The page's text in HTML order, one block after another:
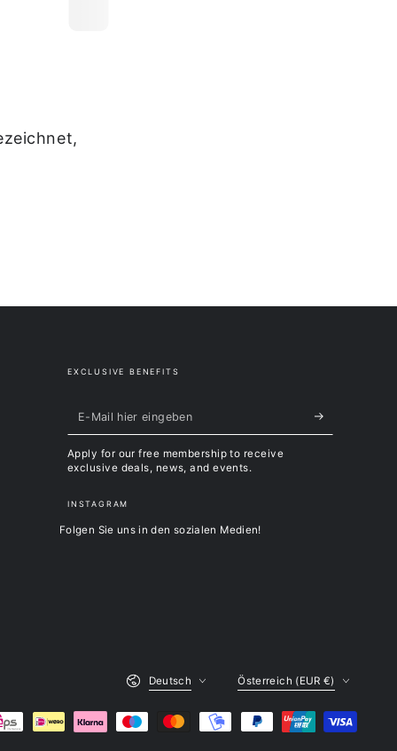
EXCLUSIVE BENEFITS
E-
Mail
hier
Apply for our free membership to receive
exclusive deals, news, and events.
INSTAGRAM
Folgen Sie uns in den sozialen Medien!
Deutsch Österreich (EUR €)